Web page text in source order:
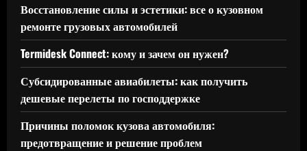
Восстановление силы и эстетики: все о кузовном
ремонте грузовых автомобилей
Termidesk Connect: кому и зачем он нужен?
Субсидированные авиабилеты: как получить
дешевые перелеты по господдержке
Причины поломок кузова автомобиля:
предотвращение и решение проблем